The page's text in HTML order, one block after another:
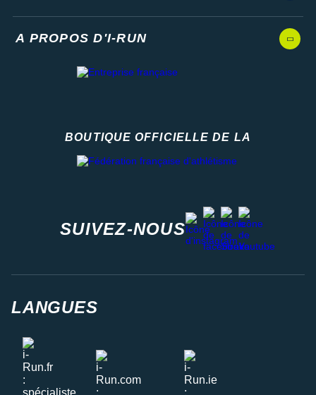
A PROPOS D'I-RUN
BOUTIQUE OFFICIELLE DE LA
SUIVEZ-NOUS
instagram
facebook
stravayoutube
LANGUES